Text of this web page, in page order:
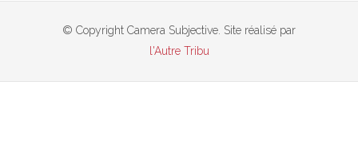
© Copyright Camera Subjective. Site réalisé par
l'Autre Tribu